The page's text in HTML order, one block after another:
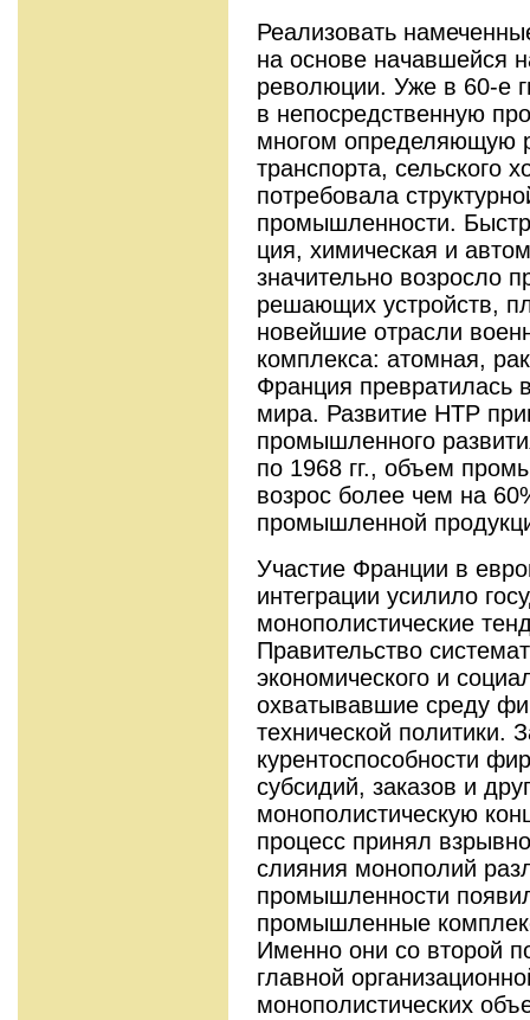
Реализовать
на основе начавшейся
революции. Уже в 60-е
в непосредственную
многом определяющую
транспорта, сельского
потребовала
промышленности.
ция, химическая и
значительно возросло
решающих устройств,
новейшие отрасли
комплекса: атомная,
Франция превратилась
мира. Развитие НТР
про­мышленного
по 1968 гг., объем
возрос более чем на
промышленной
Участие Франции в
интеграции усилило
монополистические
Правительство
экономичес­кого и
охватывавшие среду
технической политики.
курентоспособности
субсидий, за­казов и
монополистическую
процесс принял
слияния монополий
промышленнос­ти
промышленные
Именно они со второй
главной
монополистических